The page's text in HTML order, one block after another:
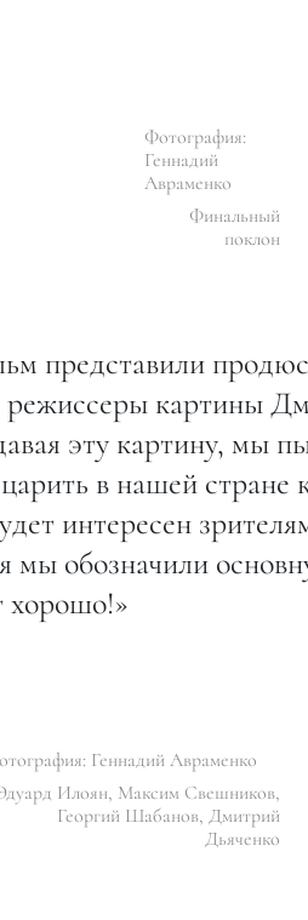
Фотография:
Геннадий
Авраменко
Финальный
поклон
представили
картины
эту картину, мы
в нашей стране
интересен
мы обозначили
хорошо!»
Геннадий Авраменко
Илоян, Максим Свешников,
Георгий Шабанов, Дмитрий
Дьяченко